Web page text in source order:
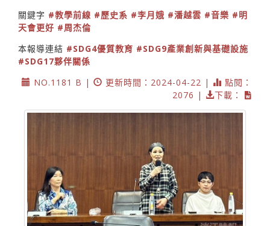
關鍵字 #教學前線 #歷史系 #李月娥 #潘越雲 #音樂 #明
天會更好 #周杰倫
本報導連結 #SDG4優質教育 #SDG9產業創新與基礎設施
#SDG17夥伴關係
NO.1181 B |
更新時間：2024-04-22 |
點閱：
2076 |
下載：